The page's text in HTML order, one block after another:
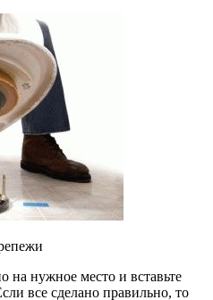
на нужное место и вставьте
все сделано правильно, то